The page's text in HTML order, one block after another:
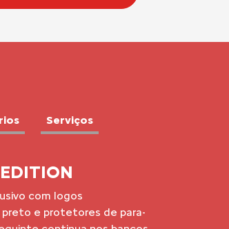
Serviços
o design SUV Coupé, que
fluidas e dinâmicas de